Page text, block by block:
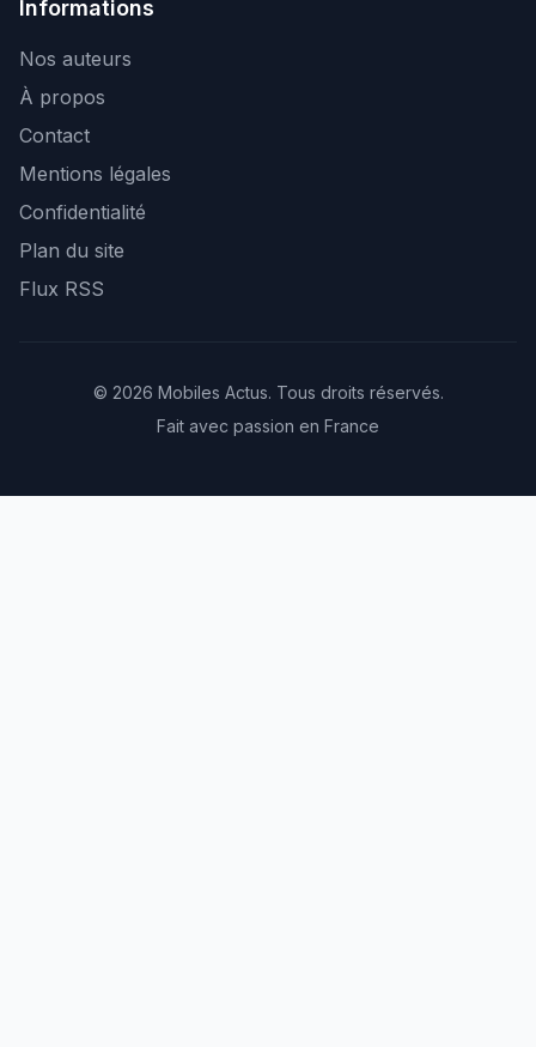
Informations
Nos auteurs
À propos
Contact
Mentions légales
Confidentialité
Plan du site
Flux RSS
© 2026 Mobiles Actus. Tous droits réservés.
Fait avec passion en France